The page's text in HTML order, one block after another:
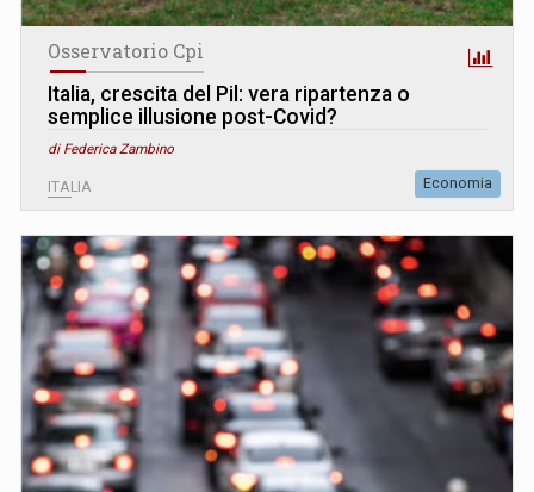
Osservatorio Cpi
Italia, crescita del Pil: vera ripartenza o
semplice illusione post-Covid?
di Federica Zambino
ITALIA Economia